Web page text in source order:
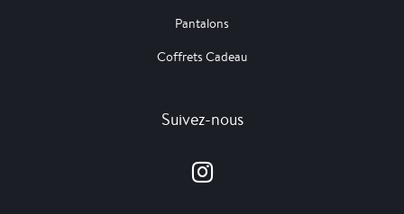
Pantalons
Coffrets Cadeau
Suivez-nous